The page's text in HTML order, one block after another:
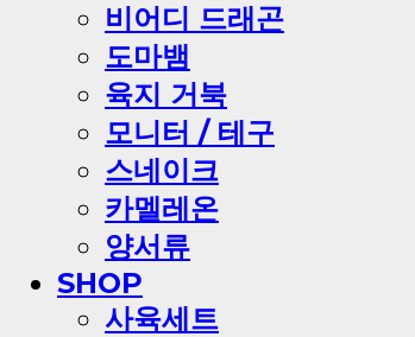
비어디 드래곤
도마뱀
육지 거북
모니터 / 테구
스네이크
카멜레온
양서류
SHOP
사육세트